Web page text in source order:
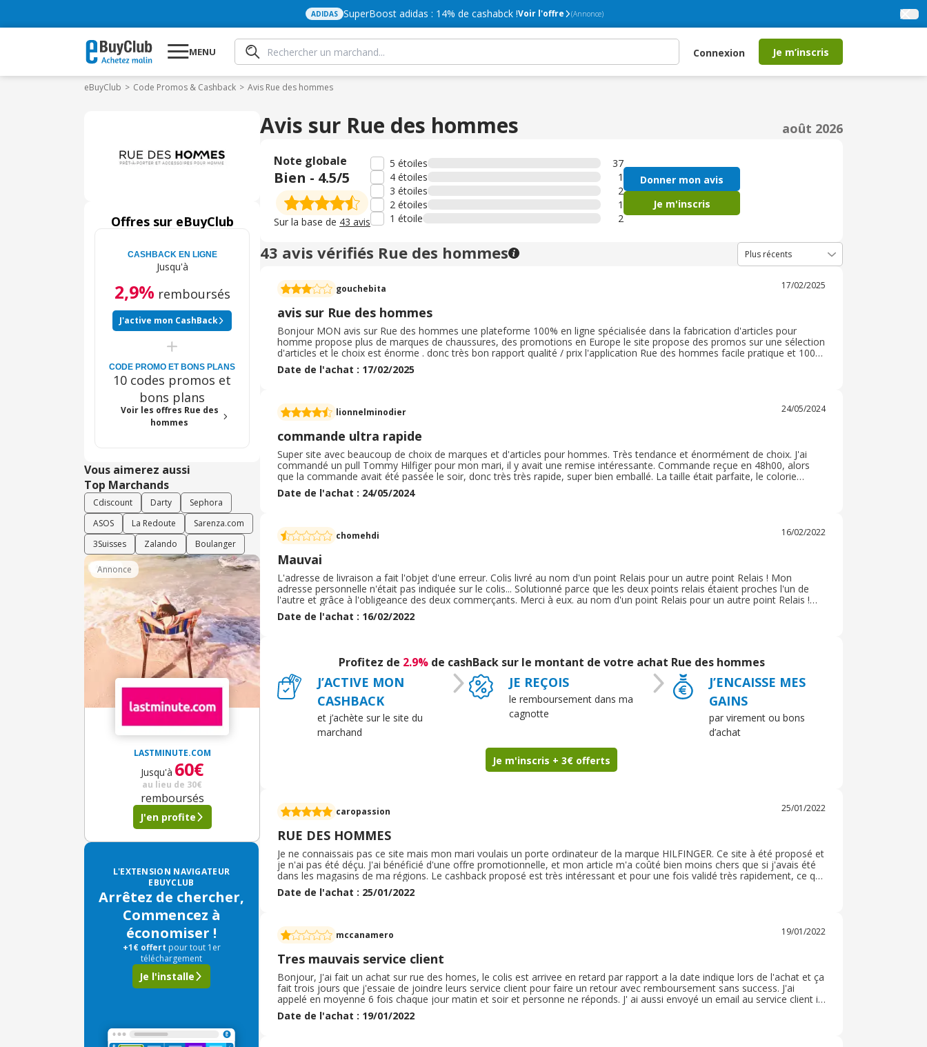
ADIDAS SuperBoost adidas : 14% de cashabck !Voir l'offre (Annonce)
MENU Connexion Je m’inscris
eBuyClub Code Promos & Cashback Avis Rue des hommes
Offres sur eBuyClub
CASHBACK EN LIGNE
Jusqu'à
2,9% remboursés
J'active mon CashBack
CODE PROMO ET BONS PLANS
10 codes promos et
bons plans
Voir les offres Rue des
hommes
Vous aimerez aussi
Top Marchands
Cdiscount Darty
Sephora
ASOS
La Redoute
Sarenza.com
3Suisses
Zalando Boulanger
LASTMINUTE.COM
Jusqu'à 60€
au lieu de 30€
remboursés
J'en profite
Annonce
L'EXTENSION NAVIGATEUR
EBUYCLUB
Arrêtez de chercher,
Commencez à
économiser !
+1€ offert pour tout 1er
téléchargement
Je l'installe
Avis sur Rue des hommes août 2026
Note globale
Bien - 4.5/5
Sur la base de 43 avis
5 étoiles
37
4 étoiles
1
3 étoiles
2
2 étoiles
1
1 étoile
2
Donner mon avis
Je m'inscris
43 avis vérifiés Rue des hommes
gouchebita 17/02/2025
avis sur Rue des hommes
Bonjour MON avis sur Rue des hommes une plateforme 100% en ligne spécialisée dans la fabrication d'articles pour
homme propose plus de marques de chaussures, des promotions en Europe le site propose des promos sur une sélection
d'articles et le choix est énorme . donc très bon rapport qualité / prix l'application Rue des hommes facile pratique et 100%
digitale tout se fait en ligne La navigation est aisée et le moteur de recherche est efficace Je recommande le site a d’autres
utilisateur
Date de l'achat : 17/02/2025
lionnelminodier 24/05/2024
commande ultra rapide
Super site avec beaucoup de choix de marques et d'articles pour hommes. Très tendance et énormément de choix. J'ai
commandé un pull Tommy Hilfiger pour mon mari, il y avait une remise intéressante. Commande reçue en 48h00, alors
que la commande avait été passée le soir, donc très très rapide, super bien emballé. La taille était parfaite, le colorie
correspondait parfaitement à la photo. Pas du tout déçu. Je recommande ce site pour nos hommes, un peu cher si pas de
promos, mais il semble que le site fasse régulièrement des offres promotionnelles, donc à surveiller de prêt
Date de l'achat : 24/05/2024
chomehdi 16/02/2022
Mauvai
L'adresse de livraison a fait l'objet d'une erreur. Colis livré au nom d'un point Relais pour un autre point Relais ! Mon
adresse personnelle n'était pas indiquée sur le colis... Solutionné parce que les deux points relais étaient proches l'un de
l'autre et grâce à l'obligeance des deux commerçants. Merci à eux. au nom d'un point Relais pour un autre point Relais !
Mon adresse personnelle n'était pas indiquée sur le colis... Solutionné parce que les deux points relais étaient proches l'un
de l'autre et grâce à l'obligeance des deux commerçants. Merci à eux.
Date de l'achat : 16/02/2022
Profitez de 2.9%de cashBack sur le montant de votre achat Rue des hommes
J’ACTIVE MON
CASHBACK
et j’achète sur le site du
marchand
JE REÇOIS
le remboursement dans ma
cagnotte
J’ENCAISSE MES
GAINS
par virement ou bons
d’achat
Je m'inscris + 3€ offerts
caropassion 25/01/2022
RUE DES HOMMES
Je ne connaissais pas ce site mais mon mari voulais un porte ordinateur de la marque HILFINGER. Ce site à été proposé et
je n'ai pas été déçu. J'ai bénéficié d'une offre promotionnelle, et mon article m'a coûté bien moins chers que si j'avais été
dans les magasins de ma régions. Le cashback proposé est très intéressant et pour une fois validé très rapidement, ce qui
est fort appréciable car trop souvent il faut attendre avant de pouvoir prétendre au cashback attendu. Je recommande ce
site et suis certaine d'avoir a refaire des commandes en passant par eux. Site offrant de la maroquinerie et accessoires de
Date de l'achat : 25/01/2022
mccanamero 19/01/2022
Tres mauvais service client
Bonjour, J'ai fait un achat sur rue des homes, le colis est arrivee en retard par rapport a la date indique lors de l'achat et ça
fait trois jours que j'essaie de joindre leurs service client pour faire un retour avec remboursement sans success. J'ai
appelé en moyenne 6 fois chaque jour matin et soir et personne ne réponds. J' ai aussi envoyé un email au service client il
y a plus d'une semaine sans réponse encore. C'est ma première expérience d'achat sur ce site et je trouve la qualité du
service client très mauvaise! ! Maria Canamero.
Date de l'achat : 19/01/2022